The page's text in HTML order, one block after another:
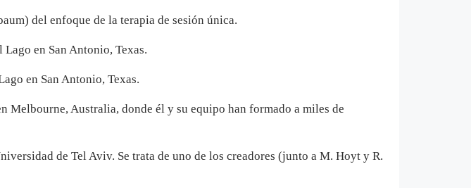
del enfoque de la terapia de sesión única.
en San Antonio, Texas.
en San Antonio, Texas.
Melbourne, Australia, donde él y su equipo han formado a miles de
de Tel Aviv. Se trata de uno de los creadores (junto a M. Hoyt y R.